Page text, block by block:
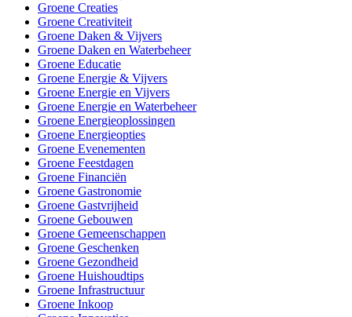
Groene Creaties
Groene Creativiteit
Groene Daken & Vijvers
Groene Daken en Waterbeheer
Groene Educatie
Groene Energie & Vijvers
Groene Energie en Vijvers
Groene Energie en Waterbeheer
Groene Energieoplossingen
Groene Energieopties
Groene Evenementen
Groene Feestdagen
Groene Financiën
Groene Gastronomie
Groene Gastvrijheid
Groene Gebouwen
Groene Gemeenschappen
Groene Geschenken
Groene Gezondheid
Groene Huishoudtips
Groene Infrastructuur
Groene Inkoop